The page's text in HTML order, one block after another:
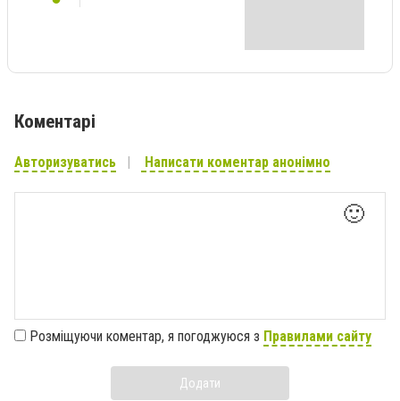
Коментарі
Авторизуватись Написати коментар анонімно
🙂
Розміщуючи коментар, я погоджуюся з Правилами сайту
Додати